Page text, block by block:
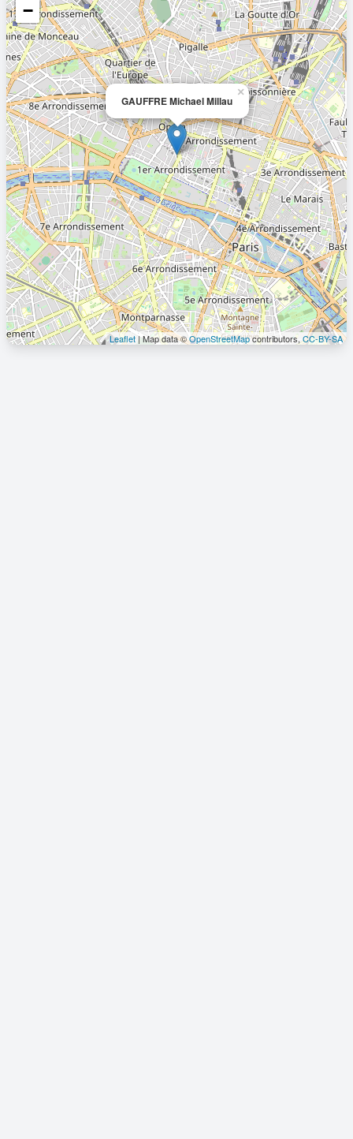
GAUFFRE Michael Millau
×
−
Leaflet| Map data ©OpenStreetMapcontributors, CC-BY-SA